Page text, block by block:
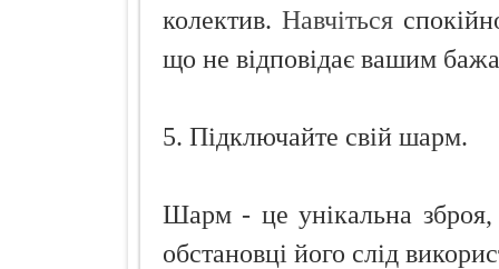
колектив.Навчіться
що не відповідає вашим
5. Підключайте свій шарм.
Шарм - це унікальна
обстановці його слід